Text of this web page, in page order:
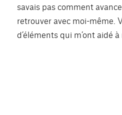
SHARE
savais pas comment
retrouver avec moi-même.
d’éléments qui m’ont aidé